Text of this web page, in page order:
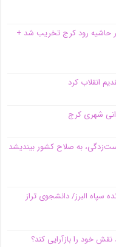
حاشیه‌ رود کرج تخریب شد +
به صلاح کشور بیندیشد
سپاه البرز/ دانشجوی تراز
نقش خود را بازآرایی کند؟